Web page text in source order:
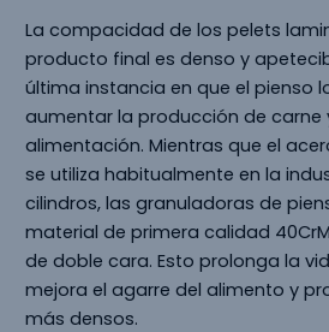
La compacidad de los pelets
producto final es denso y
última instancia en que el pienso
aumentar la producción de carne
alimentación. Mientras que el
se utiliza habitualmente en la
cilindros, las granuladoras de
material de primera calidad
de doble cara. Esto prolonga la
mejora el agarre del alimento y
más densos.